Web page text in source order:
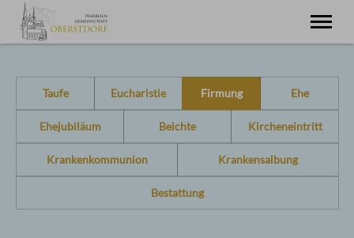
Pfarreiengemeinschaft
Oberstdorf
St. Joh. Baptist
Schöllang
St. Michael
Pfarreiseelsorge
Taufe Eucharistie Firmung Ehe
Ehejubiläum Beichte Kircheneintritt
Krankenkommunion Krankensalbung
Bestattung